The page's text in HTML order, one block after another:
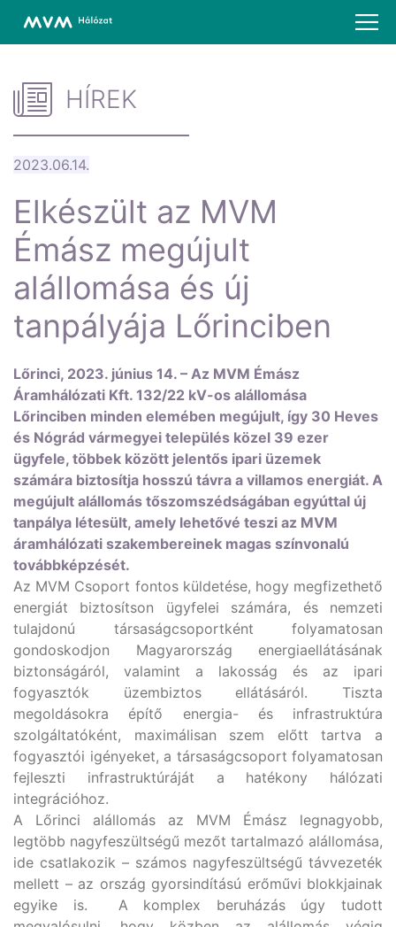
HÍREK
2023.06.14.
Elkészült az MVM
Émász megújult
alállomása és új
tanpályája Lőrinciben
Lőrinci, 2023. június 14. – Az MVM Émász
Áramhálózati Kft. 132/22 kV-os alállomása
Lőrinciben minden elemében megújult, így 30 Heves
és Nógrád vármegyei település közel 39 ezer
ügyfele, többek között jelentős ipari üzemek
számára biztosítja hosszú távra a villamos energiát. A
megújult alállomás tőszomszédságában egyúttal új
tanpálya létesült, amely lehetővé teszi az MVM
áramhálózati szakembereinek magas színvonalú
továbbképzését.
Az MVM Csoport fontos küldetése, hogy megfizethető
energiát biztosítson ügyfelei számára, és nemzeti
tulajdonú társaságcsoportként folyamatosan
gondoskodjon Magyarország energiaellátásának
biztonságáról, valamint a lakosság és az ipari
fogyasztók üzembiztos ellátásáról. Tiszta
megoldásokra építő energia- és infrastruktúra
szolgáltatóként, maximálisan szem előtt tartva a
fogyasztói igényeket, a társaságcsoport folyamatosan
fejleszti infrastruktúráját a hatékony hálózati
integrációhoz.
A Lőrinci alállomás az MVM Émász legnagyobb,
legtöbb nagyfeszültségű mezőt tartalmazó alállomása,
ide csatlakozik – számos nagyfeszültségű távvezeték
mellett – az ország gyorsindítású erőművi blokkjainak
egyike is. A komplex beruházás úgy tudott